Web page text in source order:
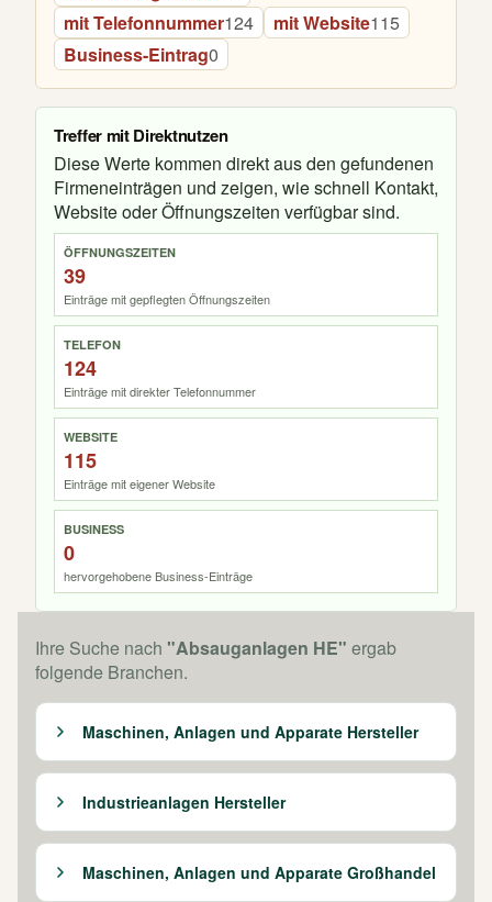
mit Telefonnummer124 mit Website115
Business-Eintrag0
Treffer mit Direktnutzen
Diese Werte kommen direkt aus den gefundenen
Firmeneinträgen und zeigen, wie schnell Kontakt,
Website oder Öffnungszeiten verfügbar sind.
ÖFFNUNGSZEITEN
39
Einträge mit gepflegten Öffnungszeiten
TELEFON
124
Einträge mit direkter Telefonnummer
WEBSITE
115
Einträge mit eigener Website
BUSINESS
0
hervorgehobene Business-Einträge
Ihre Suche nach "Absauganlagen HE" ergab
folgende Branchen.
Maschinen, Anlagen und Apparate Hersteller
Industrieanlagen Hersteller
Maschinen, Anlagen und Apparate Großhandel